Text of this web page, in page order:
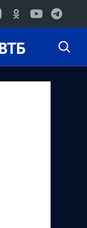
Быстрый